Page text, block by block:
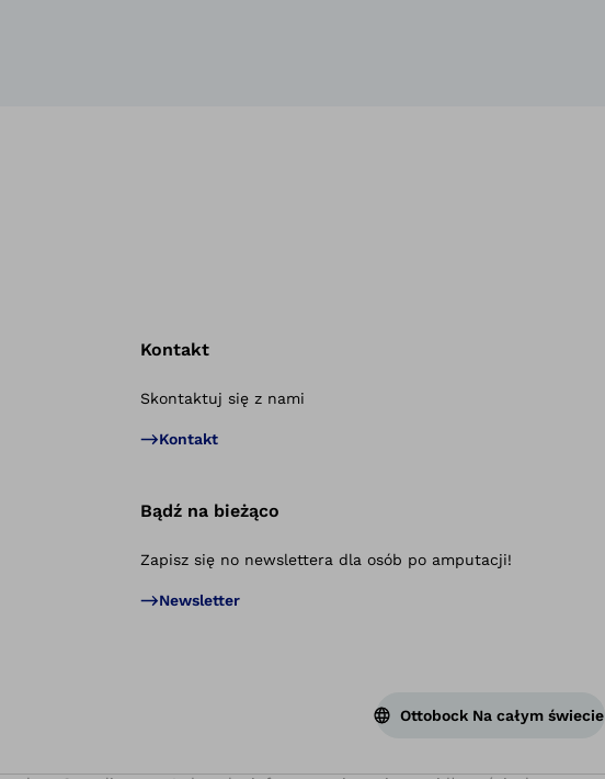
Kontakt
Skontaktuj się z nami
Kontakt
Bądź na bieżąco
Zapisz się no newslettera dla osób po amputacji!
Newsletter
Ottobock Na całym świecie